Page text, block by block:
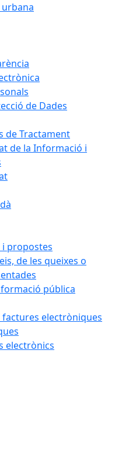
de Dades
de Tractament
de la Informació i
propostes
de les queixes o
pública
electròniques
electrònics